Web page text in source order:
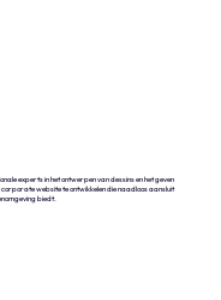
experts in het ontwerpen van dessins en het geven
website te ontwikkelen die naadloos aansluit
biedt.